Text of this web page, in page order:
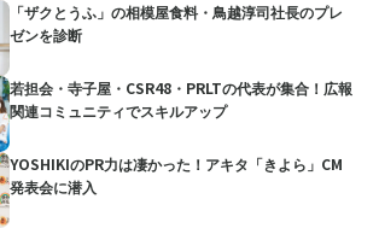
「ザクとうふ」の相模屋食料・鳥越淳司社長のプレ
ゼンを診断
若担会・寺子屋・CSR48・PRLTの代表が集合！広報
関連コミュニティでスキルアップ
YOSHIKIのPR力は凄かった！アキタ「きよら」CM
発表会に潜入